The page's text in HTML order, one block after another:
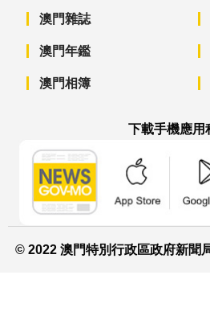
澳門雜誌
澳門年鑑
澳門相簿
下載手機應用
© 2022 澳門特別行政區政府新聞